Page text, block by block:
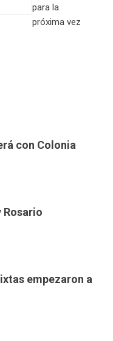
para la
próxima vez
con Colonia
Rosario
empezaron a